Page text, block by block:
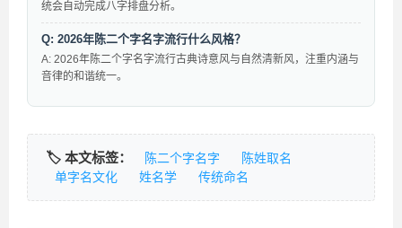
统会自动完成八字排盘分析。
Q: 2026年陈二个字名字流行什么风格？
A: 2026年陈二个字名字流行古典诗意风与自然清新风，注重内涵与
音律的和谐统一。
🏷️ 本文标签： 陈二个字名字
陈姓取名
单字名文化
姓名学 传统命名